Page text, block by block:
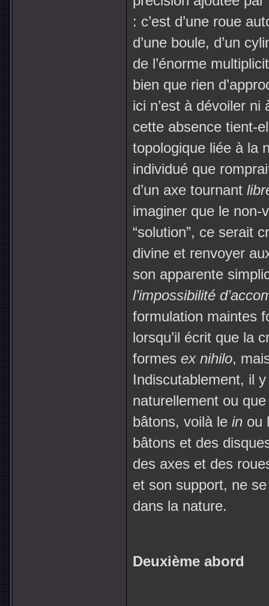
: c’est d’une roue
d’une boule, d’un
de l’énorme
bien que rien
ici n’est à dévoiler
cette absence tient-
topologique liée à la
individué que
d’un axe tournant
imaginer que le non-
“solution”, ce serait
divine et renvoyer
son apparente
l’impossibilité
formulation maintes
lorsqu’il écrit que la
formes ex nihilo,
Indiscutablement, il
naturellement ou
bâtons, voilà le in ou
bâtons et des
des axes et des
et son support, ne
dans la nature.
Deuxième abord